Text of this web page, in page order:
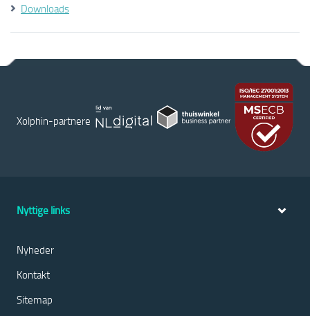
Downloads
Xolphin-partnere
Nyttige links
Nyheder
Kontakt
Sitemap